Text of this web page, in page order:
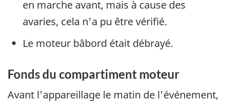
en marche avant, mais à cause des
avaries, cela n'a pu être vérifié.
Le moteur bâbord était débrayé.
Fonds du compartiment moteur
Avant l'appareillage le matin de l'événement,